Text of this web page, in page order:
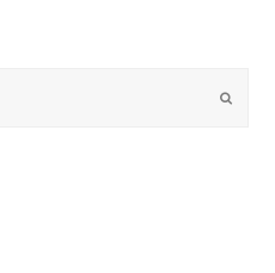
Enviar